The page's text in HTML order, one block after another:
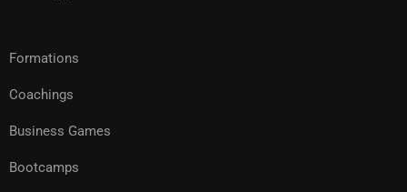
Formations
Coachings
Business Games
Bootcamps